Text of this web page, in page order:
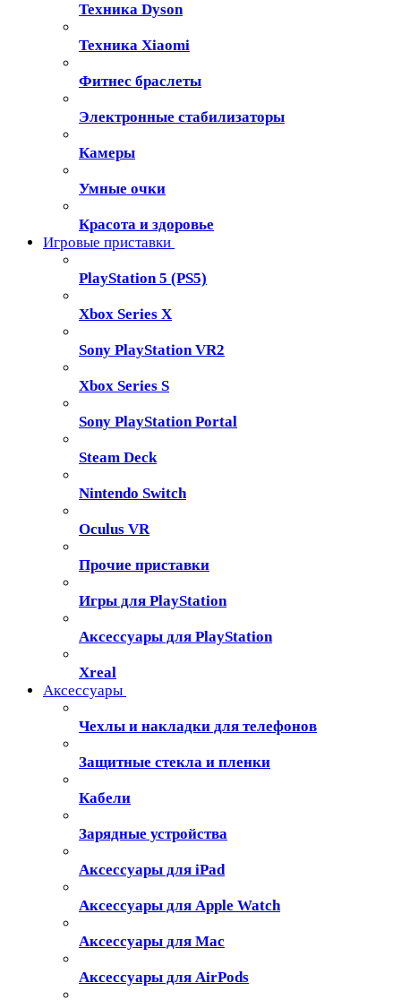
Техника Dyson
Техника Xiaomi
Фитнес браслеты
Электронные стабилизаторы
Камеры
Умные очки
Красота и здоровье
Игровые приставки
PlayStation 5 (PS5)
Xbox Series X
Sony PlayStation VR2
Xbox Series S
Sony PlayStation Portal
Steam Deck
Nintendo Switch
Oculus VR
Прочие приставки
Игры для PlayStation
Аксессуары для PlayStation
Xreal
Аксессуары
Чехлы и накладки для телефонов
Защитные стекла и пленки
Кабели
Зарядные устройства
Аксессуары для iPad
Аксессуары для Apple Watch
Аксессуары для Mac
Аксессуары для AirPods